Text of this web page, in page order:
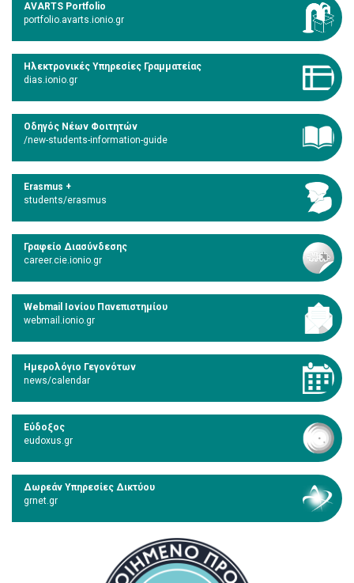
AVARTS Portfolio
portfolio.avarts.ionio.gr
Ηλεκτρονικές Υπηρεσίες Γραμματείας
dias.ionio.gr
Οδηγός Νέων Φοιτητών
/new-students-information-guide
Erasmus +
students/erasmus
Γραφείο Διασύνδεσης
career.cie.ionio.gr
Webmail Ιονίου Πανεπιστημίου
webmail.ionio.gr
Ημερολόγιο Γεγονότων
news/calendar
Εύδοξος
eudoxus.gr
Δωρεάν Υπηρεσίες Δικτύου
grnet.gr